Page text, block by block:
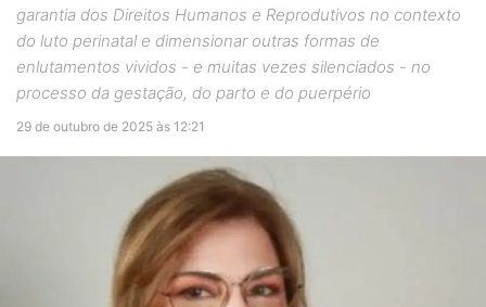
garantia dos Direitos Humanos e Reprodutivos no contexto
do luto perinatal e dimensionar outras formas de
enlutamentos vividos - e muitas vezes silenciados - no
processo da gestação, do parto e do puerpério
29 de outubro de 2025 às 12:21